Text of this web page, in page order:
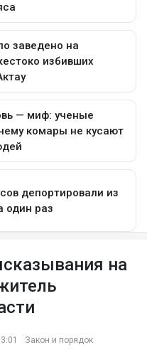
на
Закон и порядок